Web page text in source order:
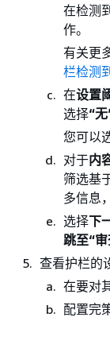
在检测
作。
有关更
栏检测
在设置
选择“
您可以
对于内
筛选基
多信息
选择下
跳至“
查看护栏的
在要对
配置完